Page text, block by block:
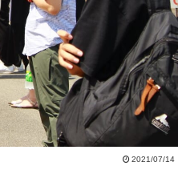
2021/07/14